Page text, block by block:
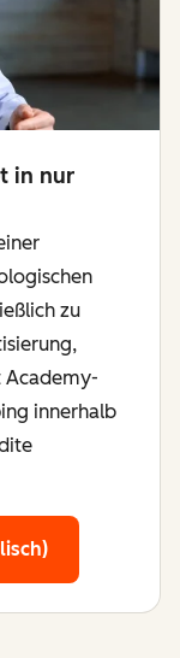
in nur
zu
Academy-
innerhalb